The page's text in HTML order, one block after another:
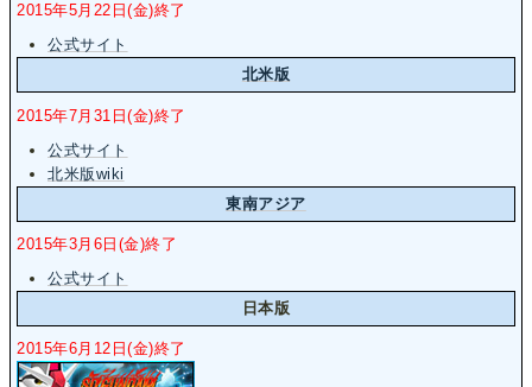
2015年5月22日(金)終了
公式サイト
北米版
2015年7月31日(金)終了
公式サイト
北米版wiki
東南アジア
2015年3月6日(金)終了
公式サイト
日本版
2015年6月12日(金)終了